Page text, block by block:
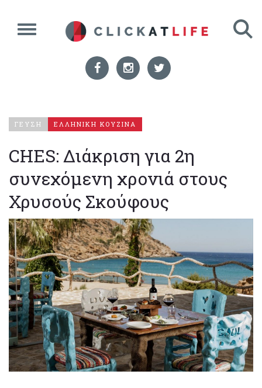
ΓΕΥΣΗ ΕΛΛΗΝΙΚΗ ΚΟΥΖΙΝΑ
CHES: Διάκριση για 2η
συνεχόμενη χρονιά στους
Χρυσούς Σκούφους